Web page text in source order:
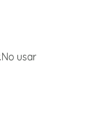
usar